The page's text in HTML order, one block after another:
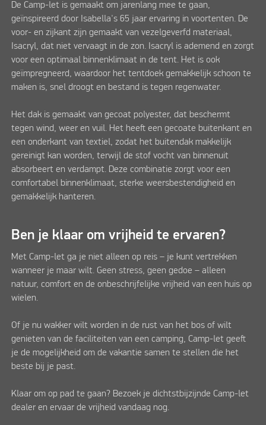
De Camp-let is gemaakt om jarenlang mee te gaan,
geïnspireerd door Isabella's 65 jaar ervaring in voortenten. De
voor- en zijkant zijn gemaakt van vezelgeverfd materiaal,
Isacryl, dat niet vervaagt in de zon. Isacryl is ademend en zorgt
voor een optimaal binnenklimaat in de tent. Het is ook
geïmpregneerd, waardoor het tentdoek gemakkelijk schoon te
maken is, snel droogt en bestand is tegen regenwater.
Het dak is gemaakt van gecoat polyester, dat beschermt
tegen wind, weer en vuil. Het heeft een gecoate buitenkant en
een onderkant van textiel, zodat het buitendak makkelijk
gereinigt kan worden, terwijl de stof vocht van binnenuit
absorbeert en verdampt. Deze combinatie zorgt voor een
comfortabel binnenklimaat, sterke weersbestendigheid en
gemakkelijk hanteren.
Ben je klaar om vrijheid te ervaren?
Met Camp-let ga je niet alleen op reis – je kunt vertrekken
wanneer je maar wilt. Geen stress, geen gedoe – alleen
natuur, comfort en de onbeschrijfelijke vrijheid van een huis op
wielen.
Of je nu wakker wilt worden in de rust van het bos of wilt
genieten van de faciliteiten van een camping, Camp-let geeft
je de mogelijkheid om de vakantie samen te stellen die het
beste bij je past.
Klaar om op pad te gaan? Bezoek je dichtstbijzijnde Camp-let
dealer en ervaar de vrijheid vandaag nog.